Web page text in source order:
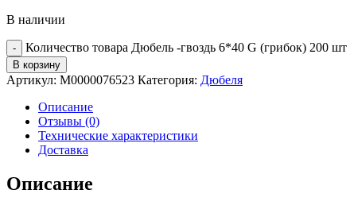
В наличии
Количество товара Дюбель -гвоздь 6*40 G (грибок) 200 шт
В корзину
Артикул: М0000076523 Категория: Дюбеля
Описание
Отзывы (0)
Технические характеристики
Доставка
Описание